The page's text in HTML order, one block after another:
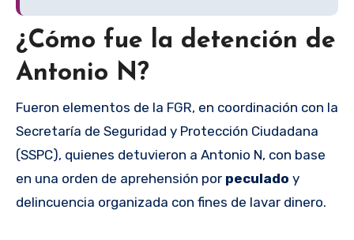
¿Cómo fue la detención de
Antonio N?
Fueron elementos de la FGR, en coordinación con la
Secretaría de Seguridad y Protección Ciudadana
(SSPC), quienes detuvieron a Antonio N, con base
en una orden de aprehensión por peculado y
delincuencia organizada con fines de lavar dinero.